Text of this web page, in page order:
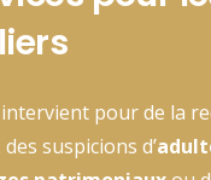
pour de la
suspicions d’